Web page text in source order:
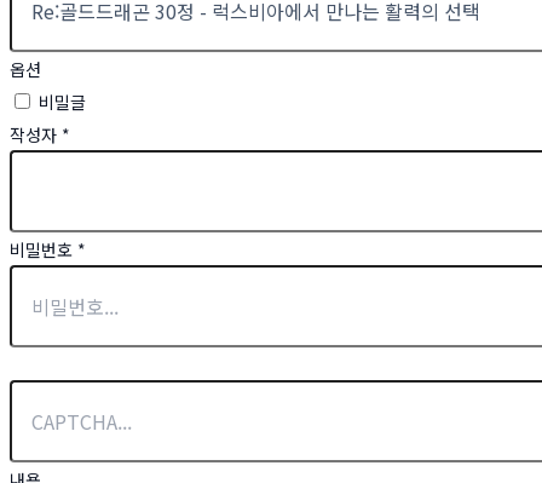
옵션
비밀글
작성자 *
비밀번호 *